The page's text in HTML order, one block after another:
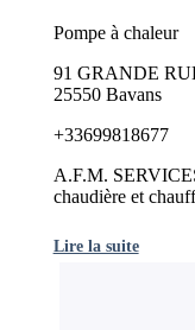
Pompe à chaleur
91 GRANDE
25550 Bavans
+33699818677
A.F.M.
chaudière et
Lire la suite